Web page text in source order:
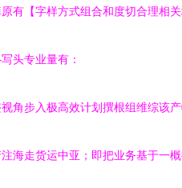
有【字样方式组合和度切合理相
头专业量有：
角步入极高效计划撰根组维综该
海走货运中亚；即把业务基于一